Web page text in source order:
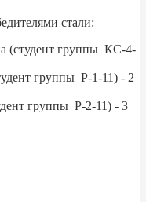
стали:
(студент группы КС-4-
группы Р-1-11) - 2
группы Р-2-11) - 3